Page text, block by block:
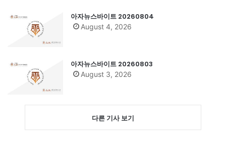
아자뉴스바이트 20260804
August 4, 2026
아자뉴스바이트 20260803
August 3, 2026
다른 기사 보기